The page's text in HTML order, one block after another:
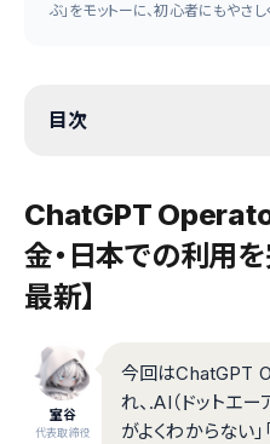
ぶ」をモットーに、初心者にもやさし
目次
ChatGPT
金・日本での利用
最新】
室谷
代表取締役
今回はChatGPT
れ、.AI（ドットエ
がよくわからない